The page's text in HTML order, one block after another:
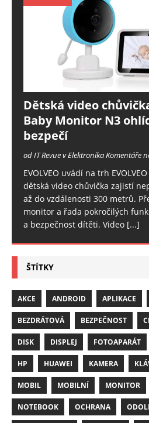
Dětská video
Baby Monitor N3
bezpečí
od IT Revue v ElektronikaKomentáře
EVOLVEO uvádí na trh
dětská video chůvička zajistí
až do vzdálenosti 300 metrů.
monitor a řada pokročilých
a bezpečnost dítěti. Video [...]
ŠTÍTKY
AKCE ANDROID APLIKACE
BEZDRÁTOVÁ BEZPEČNOST
DISK DISPLEJ FOTOAPARÁT
HP HUAWEI KAMERA
MOBIL MOBILNÍ MONITOR
NOTEBOOK OCHRANA